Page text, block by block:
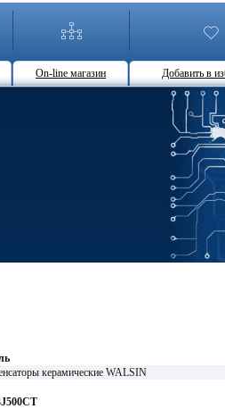
On-line магазин Добавить в
керамические WALSIN